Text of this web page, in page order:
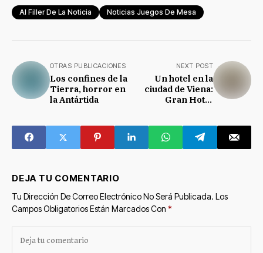
Al Filler De La Noticia Noticias Juegos De Mesa
OTRAS PUBLICACIONES
Los confines de la
Tierra, horror en
la Antártida
NEXT POST
Un hotel en la
ciudad de Viena:
Gran Hotel
DEJA TU COMENTARIO
Tu Dirección De Correo Electrónico No Será Publicada. Los
Campos Obligatorios Están Marcados Con *